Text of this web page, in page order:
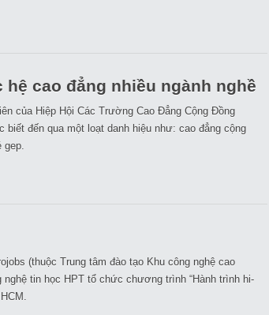
hệ cao đẳng nhiều ngành nghề
của Hiệp Hội Các Trường Cao Đẳng Cộng Đồng
đến qua một loạt danh hiệu như: cao đẳng cộng
gep.
(thuộc Trung tâm đào tạo Khu công nghệ cao
tin học HPT tổ chức chương trình “Hành trình hi-